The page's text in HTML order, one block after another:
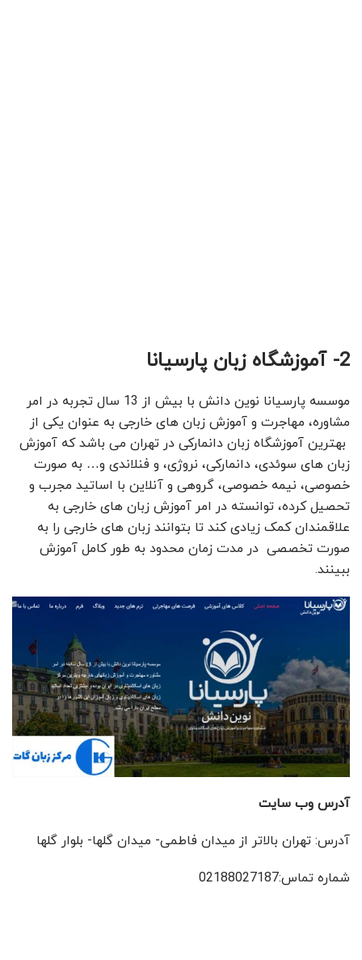
2- آموزشگاه زبان پارسیانا
موسسه پارسیانا نوین دانش با بیش از 13 سال تجربه در امر
مشاوره، مهاجرت و آموزش زبان های خارجی به عنوان یکی از
بهترین آموزشگاه زبان دانمارکی در تهران می باشد که آموزش
زبان های سوئدی، دانمارکی، نروژی، و فنلاندی و… به صورت
خصوصی، نیمه خصوصی، گروهی و آنلاین با اساتید مجرب و
تحصیل کرده، توانسته در امر آموزش زبان های خارجی به
علاقمندان کمک زیادی کند تا بتوانند زبان های خارجی را به
صورت تخصصی در مدت زمان محدود به طور کامل آموزش
ببینند.
آدرس وب سایت
آدرس: تهران بالاتر از میدان فاطمی- میدان گلها- بلوار گلها
شماره تماس:02188027187